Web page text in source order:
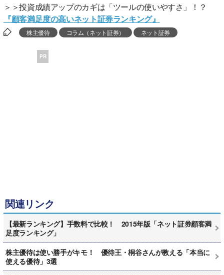
＞＞投資成績アップのカギは「ツールの使いやすさ」！？
『顧客満足度の高いネット証券ランキング』
株主優待 コラム（ネット証券） ネット証券
PR
関連リンク
【最新ランキング】手数料で比較！ 2015年版「ネット証券顧客満
足度ランキング」
株主優待は使い勝手がキモ！ 優待王・桐谷さんが教える「本当に
使える優待」3選